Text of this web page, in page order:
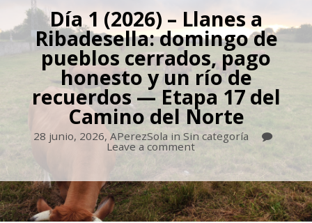
Día 1 (2026) – Llanes a
Ribadesella: domingo de
pueblos cerrados, pago
honesto y un río de
recuerdos — Etapa 17 del
Camino del Norte
28 junio, 2026, APerezSola in Sin categoría
Leave a comment